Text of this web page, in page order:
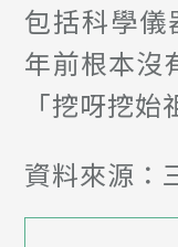
包括科學
年前根本沒
「挖呀挖始
資料來源：